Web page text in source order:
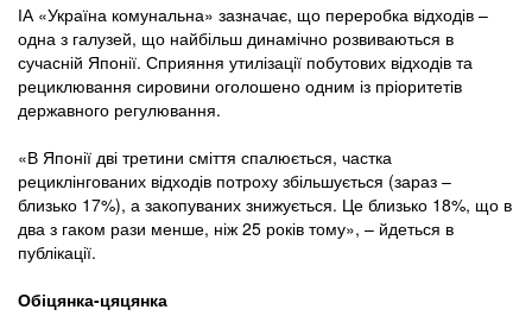
ІА «Україна комунальна» зазначає, що переробка відходів –
одна з галузей, що найбільш динамічно розвиваються в
сучасній Японії. Сприяння утилізації побутових відходів та
рециклювання сировини оголошено одним із пріоритетів
державного регулювання.
«В Японії дві третини сміття спалюється, частка
рециклінгованих відходів потроху збільшується (зараз –
близько 17%), а закопуваних знижується. Це близько 18%, що в
два з гаком рази менше, ніж 25 років тому», – йдеться в
публікації.
Обіцянка-цяцянка